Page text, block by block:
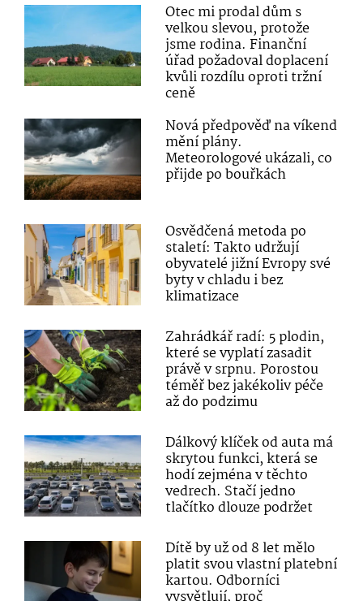
Otec mi prodal dům s
velkou slevou, protože
jsme rodina. Finanční
úřad požadoval doplacení
kvůli rozdílu oproti tržní
ceně
Nová předpověď na víkend
mění plány.
Meteorologové ukázali, co
přijde po bouřkách
Osvědčená metoda po
staletí: Takto udržují
obyvatelé jižní Evropy své
byty v chladu i bez
klimatizace
Zahrádkář radí: 5 plodin,
které se vyplatí zasadit
právě v srpnu. Porostou
téměř bez jakékoliv péče
až do podzimu
Dálkový klíček od auta má
skrytou funkci, která se
hodí zejména v těchto
vedrech. Stačí jedno
tlačítko dlouze podržet
Dítě by už od 8 let mělo
platit svou vlastní platební
kartou. Odborníci